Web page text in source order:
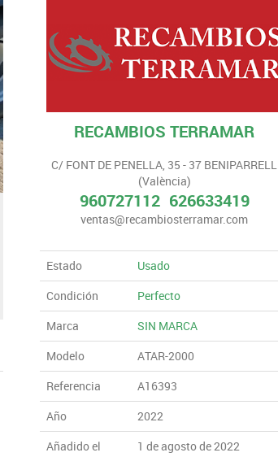
RECAMBIOS TERRAMAR
C/ FONT DE PENELLA, 35 - 37 BENIPARRELL
(València)
960727112 626633419
ventas@recambiosterramar.com
Estado
Usado
Condición
Perfecto
Marca
SIN MARCA
Modelo
ATAR-2000
Referencia
A16393
Año
2022
Añadido el
1 de agosto de 2022